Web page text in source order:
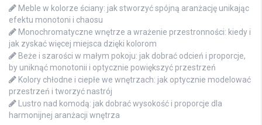
Meble w kolorze ściany: jak stworzyć spójną aranżację unikając
efektu monotoni i chaosu
Monochromatyczne wnętrze a wrażenie przestronności: kiedy i
jak zyskać więcej miejsca dzięki kolorom
Beże i szarości w małym pokoju: jak dobrać odcień i proporcje,
by uniknąć monotonii i optycznie powiększyć przestrzeń
Kolory chłodne i ciepłe we wnętrzach: jak optycznie modelować
przestrzeń i tworzyć nastrój
Lustro nad komodą: jak dobrać wysokość i proporcje dla
harmonijnej aranżacji wnętrza